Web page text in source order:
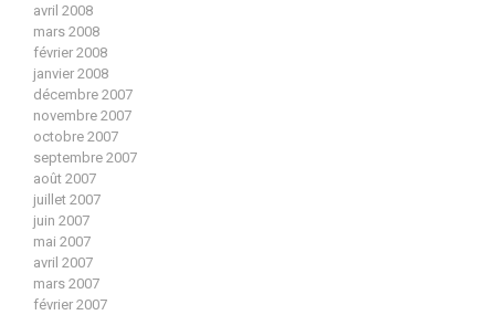
avril 2008
mars 2008
février 2008
janvier 2008
décembre 2007
novembre 2007
octobre 2007
septembre 2007
août 2007
juillet 2007
juin 2007
mai 2007
avril 2007
mars 2007
février 2007